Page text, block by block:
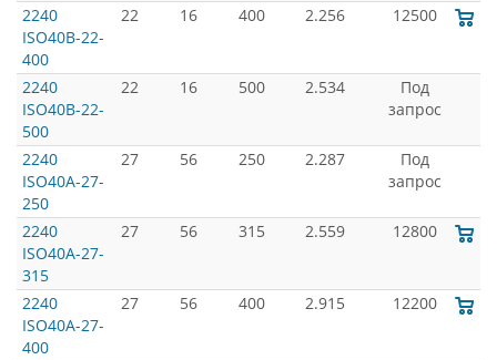
2240
ISO40B-22-
400
22 16 400 2.256 12500
2240
ISO40B-22-
500
22 16 500 2.534
Под
запрос
2240
ISO40A-27-
250
27 56 250 2.287
Под
запрос
2240
ISO40A-27-
315
27 56 315 2.559 12800
2240
ISO40A-27-
400
27 56 400 2.915 12200